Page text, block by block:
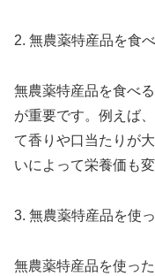
2. 無農薬特産品を食
無農薬特産品を食べ
が重要です。例えば
て香りや口当たりが
いによって栄養価も
3. 無農薬特産品を使
無農薬特産品を使っ